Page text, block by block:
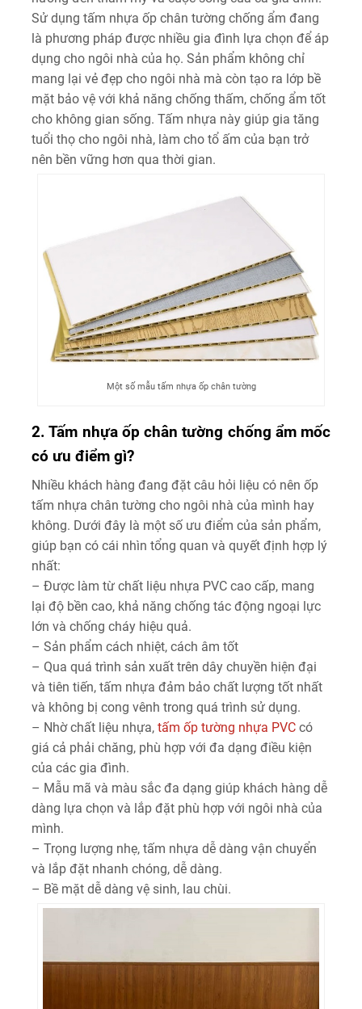
Sử dụng tấm nhựa ốp chân tường chống ẩm đang
là phương pháp được nhiều gia đình lựa chọn để áp
dụng cho ngôi nhà của họ. Sản phẩm không chỉ
mang lại vẻ đẹp cho ngôi nhà mà còn tạo ra lớp bề
mặt bảo vệ với khả năng chống thấm, chống ẩm tốt
cho không gian sống. Tấm nhựa này giúp gia tăng
tuổi thọ cho ngôi nhà, làm cho tổ ấm của bạn trở
nên bền vững hơn qua thời gian.
Một số mẫu tấm nhựa ốp chân tường
2. Tấm nhựa ốp chân tường chống ẩm mốc
có ưu điểm gì?
Nhiều khách hàng đang đặt câu hỏi liệu có nên ốp
tấm nhựa chân tường cho ngôi nhà của mình hay
không. Dưới đây là một số ưu điểm của sản phẩm,
giúp bạn có cái nhìn tổng quan và quyết định hợp lý
nhất:
– Được làm từ chất liệu nhựa PVC cao cấp, mang
lại độ bền cao, khả năng chống tác động ngoại lực
lớn và chống cháy hiệu quả.
– Sản phẩm cách nhiệt, cách âm tốt
– Qua quá trình sản xuất trên dây chuyền hiện đại
và tiên tiến, tấm nhựa đảm bảo chất lượng tốt nhất
và không bị cong vênh trong quá trình sử dụng.
– Nhờ chất liệu nhựa, tấm ốp tường nhựa PVC có
giá cả phải chăng, phù hợp với đa dạng điều kiện
của các gia đình.
– Mẫu mã và màu sắc đa dạng giúp khách hàng dễ
dàng lựa chọn và lắp đặt phù hợp với ngôi nhà của
mình.
– Trọng lượng nhẹ, tấm nhựa dễ dàng vận chuyển
và lắp đặt nhanh chóng, dễ dàng.
– Bề mặt dễ dàng vệ sinh, lau chùi.